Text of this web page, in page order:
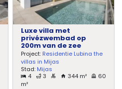
Luxe villa met
privézwembad op
200m van de zee
Project: Residentie Lubina the
villas in Mijas
Stad: Mijas
4
3 344 m²
60
m²